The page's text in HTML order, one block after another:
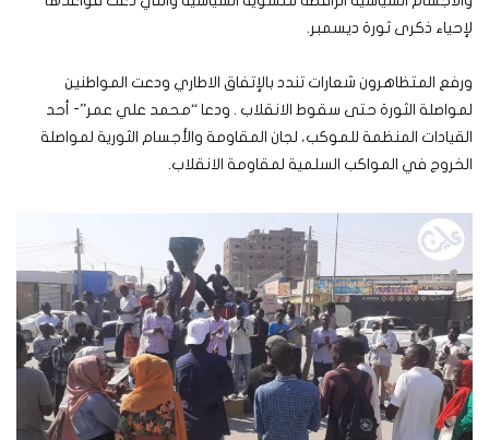
لإحياء ذكرى ثورة ديسمبر.
ورفع المتظاهرون شعارات تندد بالإتفاق الاطاري ودعت المواطنين
لمواصلة الثورة حتى سقوط الانقلاب . ودعا “محمد علي عمر”- أحد
القيادات المنظمة للموكب، لجان المقاومة والأجسام الثورية لمواصلة
الخروج في المواكب السلمية لمقاومة الانقلاب.